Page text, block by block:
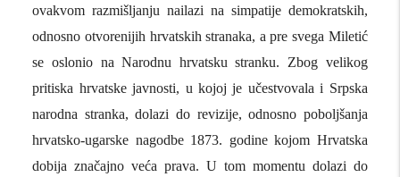
ovakvom razmišljanju nailazi na simpatije demokratskih,
odnosno otvorenijih hrvatskih stranaka, a pre svega Miletić
se oslonio na Narodnu hrvatsku stranku. Zbog velikog
pritiska hrvatske javnosti, u kojoj je učestvovala i Srpska
narodna stranka, dolazi do revizije, odnosno poboljšanja
hrvatsko-ugarske nagodbe 1873. godine kojom Hrvatska
dobija značajno veća prava. U tom momentu dolazi do